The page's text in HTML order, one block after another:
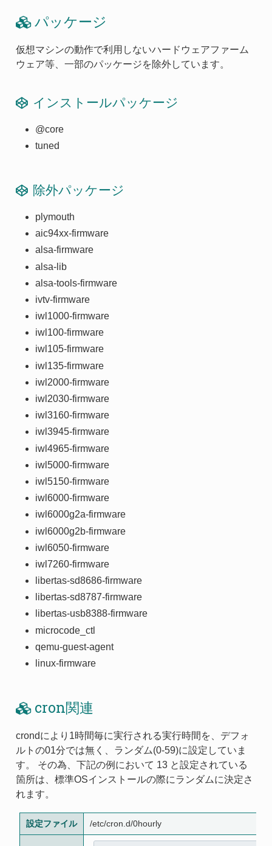
パッケージ
仮想マシンの動作で利用しないハードウェアファーム
ウェア等、一部のパッケージを除外しています。
インストールパッケージ
@core
tuned
除外パッケージ
plymouth
aic94xx-firmware
alsa-firmware
alsa-lib
alsa-tools-firmware
ivtv-firmware
iwl1000-firmware
iwl100-firmware
iwl105-firmware
iwl135-firmware
iwl2000-firmware
iwl2030-firmware
iwl3160-firmware
iwl3945-firmware
iwl4965-firmware
iwl5000-firmware
iwl5150-firmware
iwl6000-firmware
iwl6000g2a-firmware
iwl6000g2b-firmware
iwl6050-firmware
iwl7260-firmware
libertas-sd8686-firmware
libertas-sd8787-firmware
libertas-usb8388-firmware
microcode_ctl
qemu-guest-agent
linux-firmware
cron関連
crondにより1時間毎に実行される実行時間を、デフォ
ルトの01分では無く、ランダム(0-59)に設定していま
す。 その為、下記の例において 13 と設定されている
箇所は、標準OSインストールの際にランダムに決定さ
れます。
設定ファイル /etc/cron.d/0hourly